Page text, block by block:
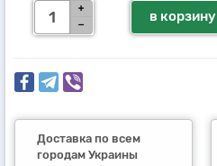
в корзину
Доставка по всем
городам Украины